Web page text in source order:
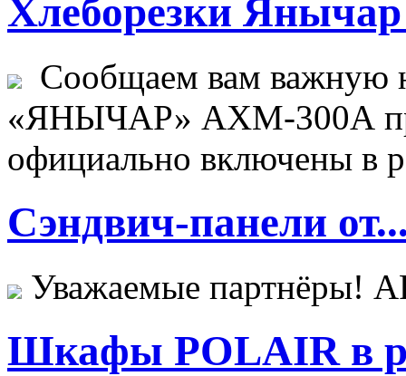
Хлеборезки Янычар
Сообщаем вам важную
«ЯНЫЧАР» АХМ-300А
официально включены в
Сэндвич-панели
Уважаемые
Шкафы POLAIR в